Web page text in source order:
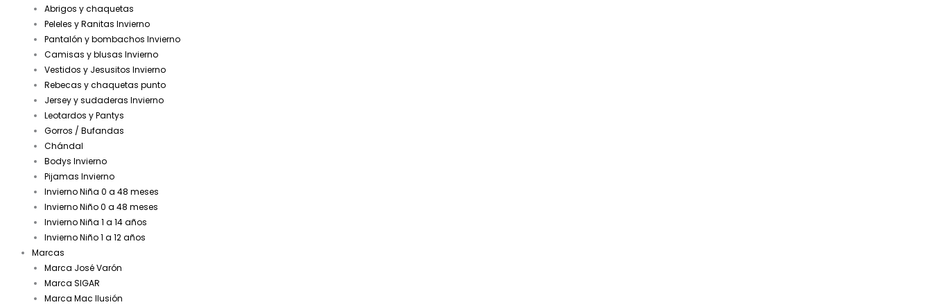
Abrigos y chaquetas
Peleles y Ranitas Invierno
Pantalón y bombachos Invierno
Camisas y blusas Invierno
Vestidos y Jesusitos Invierno
Rebecas y chaquetas punto
Jersey y sudaderas Invierno
Leotardos y Pantys
Gorros / Bufandas
Chándal
Bodys Invierno
Pijamas Invierno
Invierno Niña 0 a 48 meses
Invierno Niño 0 a 48 meses
Invierno Niña 1 a 14 años
Invierno Niño 1 a 12 años
Marcas
Marca José Varón
Marca SIGAR
Marca Mac Ilusión